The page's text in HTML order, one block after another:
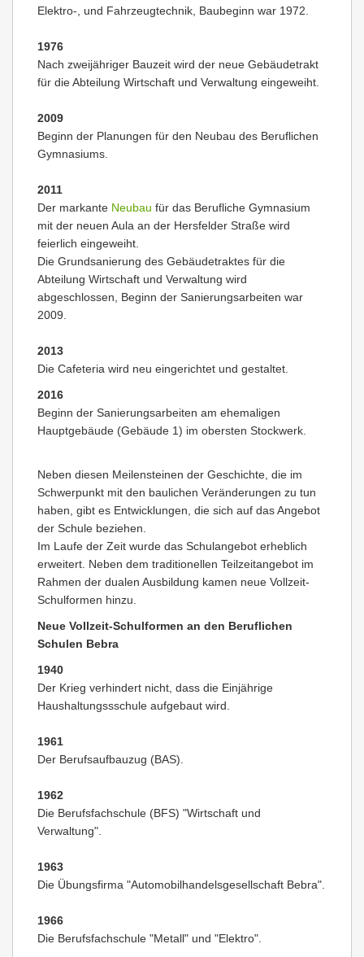
Elektro-, und Fahrzeugtechnik, Baubeginn war 1972.
1976
Nach zweijähriger Bauzeit wird der neue Gebäudetrakt
für die Abteilung Wirtschaft und Verwaltung eingeweiht.
2009
Beginn der Planungen für den Neubau des Beruflichen
Gymnasiums.
2011
Der markante Neubau für das Berufliche Gymnasium
mit der neuen Aula an der Hersfelder Straße wird
feierlich eingeweiht.
Die Grundsanierung des Gebäudetraktes für die
Abteilung Wirtschaft und Verwaltung wird
abgeschlossen, Beginn der Sanierungsarbeiten war
2009.
2013
Die Cafeteria wird neu eingerichtet und gestaltet.
2016
Beginn der Sanierungsarbeiten am ehemaligen
Hauptgebäude (Gebäude 1) im obersten Stockwerk.
Neben diesen Meilensteinen der Geschichte, die im
Schwerpunkt mit den baulichen Veränderungen zu tun
haben, gibt es Entwicklungen, die sich auf das Angebot
der Schule beziehen.
Im Laufe der Zeit wurde das Schulangebot erheblich
erweitert. Neben dem traditionellen Teilzeitangebot im
Rahmen der dualen Ausbildung kamen neue Vollzeit-
Schulformen hinzu.
Neue Vollzeit-Schulformen an den Beruflichen
Schulen Bebra
1940
Der Krieg verhindert nicht, dass die Einjährige
Haushaltungssschule aufgebaut wird.
1961
Der Berufsaufbauzug (BAS).
1962
Die Berufsfachschule (BFS) "Wirtschaft und
Verwaltung".
1963
Die Übungsfirma "Automobilhandelsgesellschaft Bebra".
1966
Die Berufsfachschule "Metall" und "Elektro".